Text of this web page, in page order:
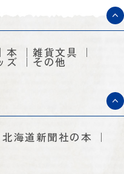
本 雑貨文具
ズ その他
北海道新聞社の本